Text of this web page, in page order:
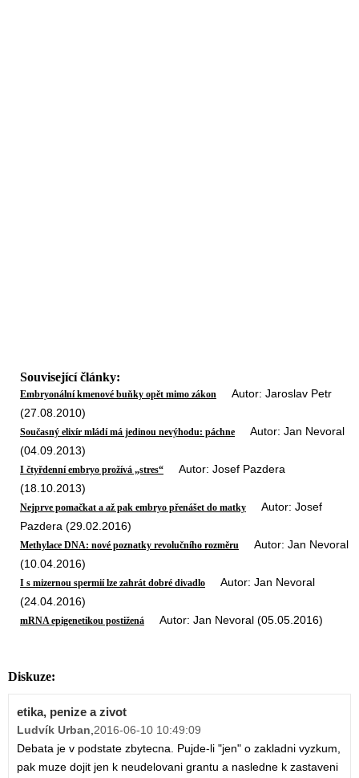
Související články:
Embryonální kmenové buňky opět mimo zákon Autor: Jaroslav Petr
(27.08.2010)
Současný elixír mládí má jedinou nevýhodu: páchne Autor: Jan Nevoral
(04.09.2013)
I čtyřdenní embryo prožívá „stres“ Autor: Josef Pazdera
(18.10.2013)
Nejprve pomačkat a až pak embryo přenášet do matky Autor: Josef
Pazdera (29.02.2016)
Methylace DNA: nové poznatky revolučního rozměru Autor: Jan Nevoral
(10.04.2016)
I s mizernou spermií lze zahrát dobré divadlo Autor: Jan Nevoral
(24.04.2016)
mRNA epigenetikou postižená Autor: Jan Nevoral (05.05.2016)
Diskuze:
etika, penize a zivot
Ludvík Urban,2016-06-10 10:49:09
Debata je v podstate zbytecna. Pujde-li "jen" o zakladni vyzkum,
pak muze dojit jen k neudelovani grantu a nasledne k zastaveni